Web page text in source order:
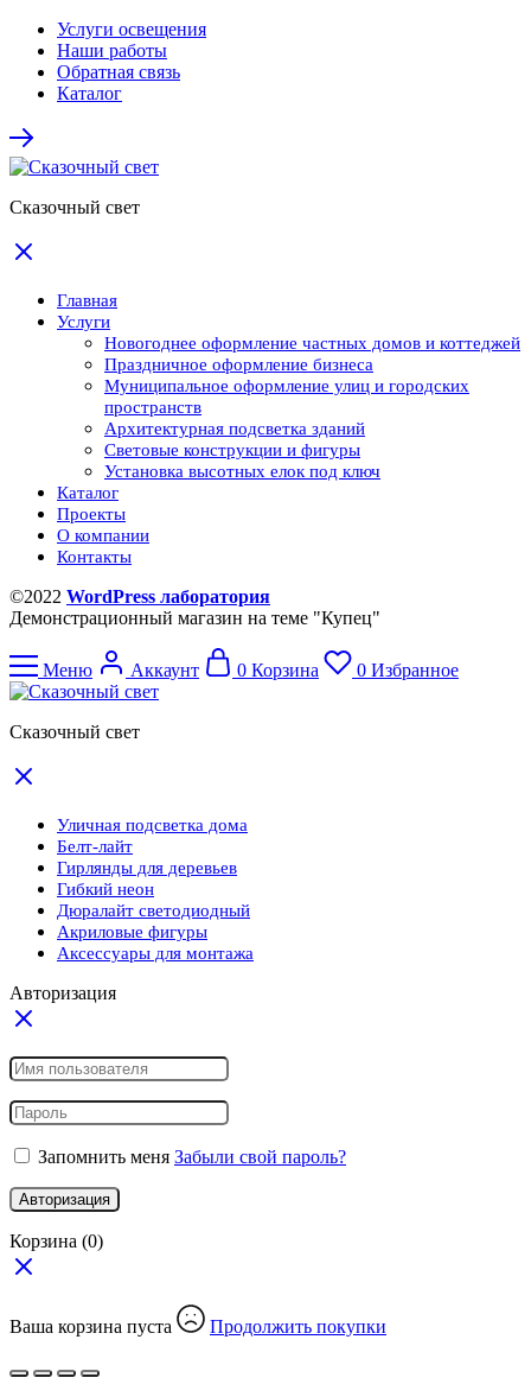
Услуги освещения
Наши работы
Обратная связь
Каталог
Сказочный свет
Главная
Услуги
Новогоднее оформление частных домов и коттеджей
Праздничное оформление бизнеса
Муниципальное оформление улиц и городских
пространств
Архитектурная подсветка зданий
Световые конструкции и фигуры
Установка высотных елок под ключ
Каталог
Проекты
О компании
Контакты
©2022 WordPress лаборатория
Демонстрационный магазин на теме "Купец"
Меню Аккаунт 0 Корзина 0 Избранное
Сказочный свет
Уличная подсветка дома
Белт-лайт
Гирлянды для деревьев
Гибкий неон
Дюралайт светодиодный
Акриловые фигуры
Аксессуары для монтажа
Авторизация
Запомнить меня Забыли свой пароль?
Авторизация
Корзина (0)
Ваша корзина пуста Продолжить покупки